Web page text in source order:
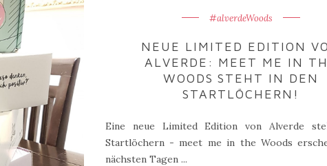
#alverdeWoods
NEUE LIMITED EDITION
ALVERDE: MEET ME IN
WOODS STEHT IN DEN
STARTLÖCHERN!
Eine neue Limited Edition von Alverde
Startlöchern - meet me in the Woods
nächsten Tagen ...